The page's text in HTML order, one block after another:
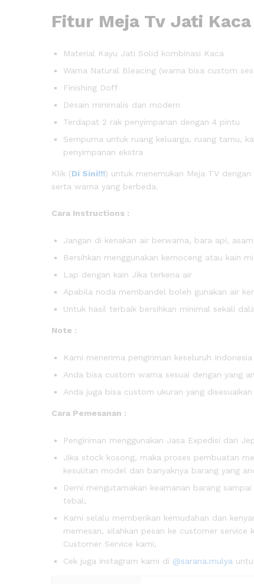
Fitur Meja Tv Jati
Material Kayu Jati Solid kombinasi Kaca
Warna Natural Bleacing (warna bisa custom
Finishing Doff
Desain minimalis dan modern
Terdapat 2 rak penyimpanan dengan 4 pintu
Sempurna untuk ruang keluarga, ruang tamu,
penyimpanan ekstra
Klik (Di Sini!!!) untuk menemukan Meja TV
serta warna yang berbeda.
Cara Instructions :
Jangan di kenakan air berwarna, bara api,
Bersihkan menggunakan kemoceng atau kain
Lap dengan kain Jika terkena air
Apabila noda membandel boleh gunakan air
Untuk hasil terbaik bersihkan minimal sekali
Note :
Kami menerima pengiriman keseluruh
Anda bisa custom warna sesuai dengan yang
Anda juga bisa custom ukuran yang
Cara Pemesanan :
Pengiriman menggunakan Jasa Expedisi dari
Jika stock kosong, maka proses pembuatan
kesulitan model dan banyaknya barang yang
Demi mengutamakan keamanan barang
tebal,
Kami selalu memberikan kemudahan dan
memesan, silahkan pesan ke customer service
Customer Service kami,
Cek juga instagram kami di @sarana.mulya